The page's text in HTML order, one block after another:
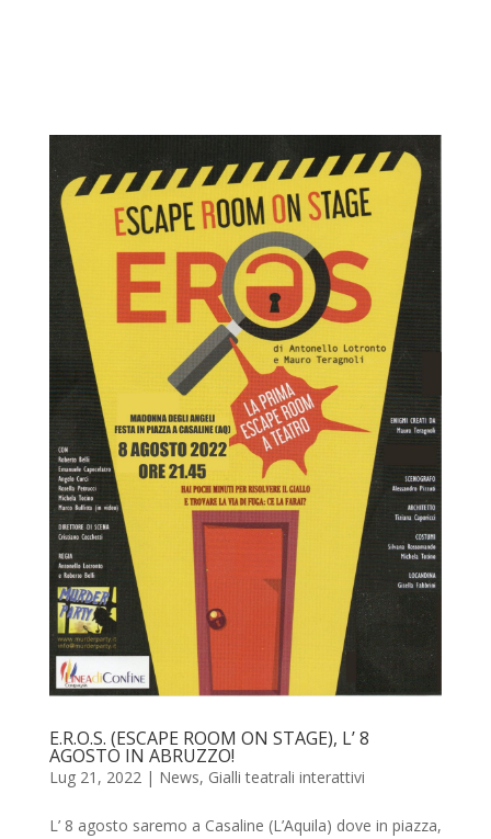
E.R.O.S. (ESCAPE ROOM ON STAGE), L’ 8
AGOSTO IN ABRUZZO!
Lug 21, 2022| News, Gialli teatrali interattivi
L’ 8 agosto saremo a Casaline (L’Aquila) dove in piazza,